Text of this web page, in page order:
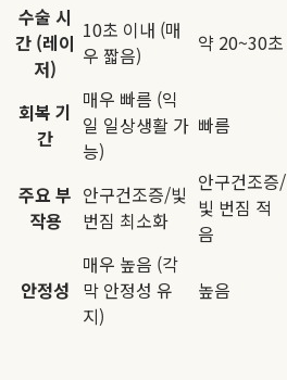
수술 시
간 (레이
저)
10초 이내 (매
우 짧음)
약 20~30초
회복 기
간
매우 빠름 (익
일 일상생활 가
능)
빠름
주요 부
작용
안구건조증/빛
번짐 최소화
안구건조증/
빛 번짐 적
음
안정성
매우 높음 (각
막 안정성 유
지)
높음